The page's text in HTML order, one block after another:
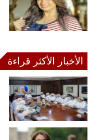
الأخبار الأكثر قراءة